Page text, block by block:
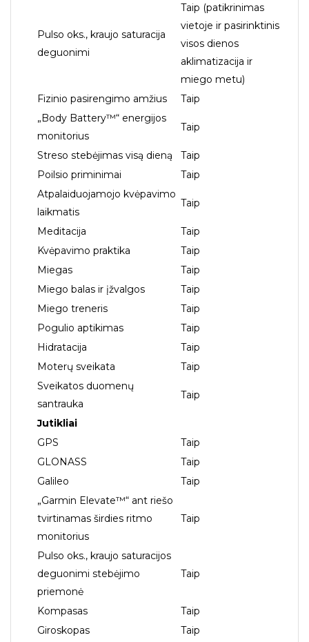
Pulso oks., kraujo saturacija
deguonimi
Taip (patikrinimas
vietoje ir pasirinktinis
visos dienos
aklimatizacija ir
miego metu)
Fizinio pasirengimo amžius
Taip
„Body Battery™“ energijos
monitorius
Taip
Streso stebėjimas visą dieną
Taip
Poilsio priminimai
Taip
Atpalaiduojamojo kvėpavimo
laikmatis
Taip
Meditacija
Taip
Kvėpavimo praktika
Taip
Miegas
Taip
Miego balas ir įžvalgos
Taip
Miego treneris
Taip
Pogulio aptikimas
Taip
Hidratacija
Taip
Moterų sveikata
Taip
Sveikatos duomenų
santrauka
Taip
Jutikliai
GPS
Taip
GLONASS
Taip
Galileo
Taip
„Garmin Elevate™“ ant riešo
tvirtinamas širdies ritmo
monitorius
Taip
Pulso oks., kraujo saturacijos
deguonimi stebėjimo
priemonė
Taip
Kompasas
Taip
Giroskopas
Taip